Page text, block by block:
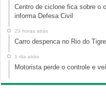
Centro de ciclone fica sobre o
informa Defesa Civil
23 horas atrás
Carro despenca no Rio do
1 dia atrás
Motorista perde o controle e